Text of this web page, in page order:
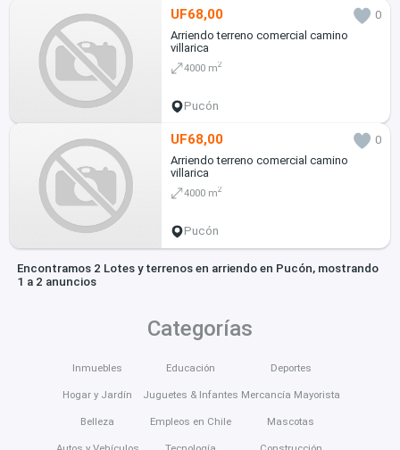
UF68,00
0
Arriendo terreno comercial camino
villarica
4000 m2
Pucón
UF68,00
0
Arriendo terreno comercial camino
villarica
4000 m2
Pucón
Encontramos 2 Lotes y terrenos en arriendo en Pucón, mostrando
1 a 2 anuncios
Categorías
Inmuebles
Hogar y Jardín
Belleza
Educación
Juguetes & Infantes
Empleos en Chile
Deportes
Mercancía Mayorista
Mascotas